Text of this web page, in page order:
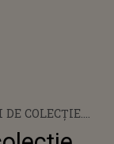
COLECȚIE.
S-A LĂSAT